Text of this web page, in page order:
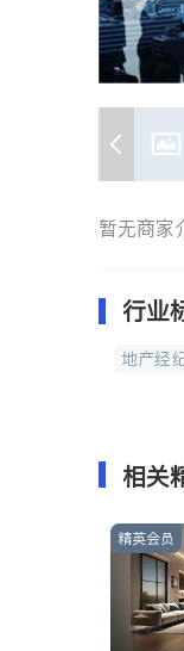
暂无商家
行业
地产经
相关
精英会员